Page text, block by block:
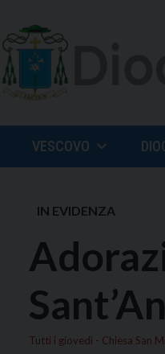
to
content
VESCOVO
IN EVIDENZA
Tutti i giovedì - Chiesa San